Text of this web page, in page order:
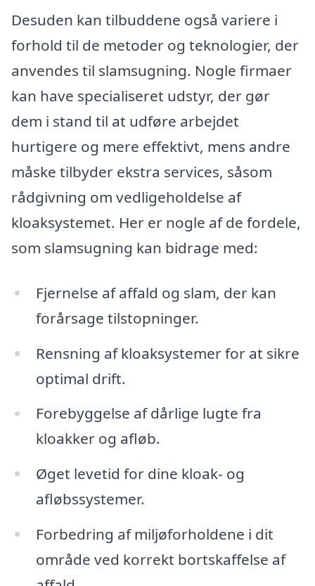
Desuden kan tilbuddene også variere i
forhold til de metoder og teknologier, der
anvendes til slamsugning. Nogle firmaer
kan have specialiseret udstyr, der gør
dem i stand til at udføre arbejdet
hurtigere og mere effektivt, mens andre
måske tilbyder ekstra services, såsom
rådgivning om vedligeholdelse af
kloaksystemet. Her er nogle af de fordele,
som slamsugning kan bidrage med:
Fjernelse af affald og slam, der kan
forårsage tilstopninger.
Rensning af kloaksystemer for at sikre
optimal drift.
Forebyggelse af dårlige lugte fra
kloakker og afløb.
Øget levetid for dine kloak- og
afløbssystemer.
Forbedring af miljøforholdene i dit
område ved korrekt bortskaffelse af